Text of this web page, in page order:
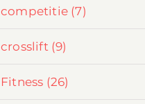
competitie (7)
crosslift (9)
Fitness (26)